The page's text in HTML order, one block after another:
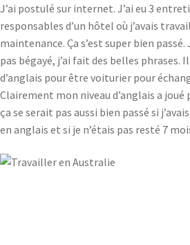
J’ai postulé sur internet. J’ai eu 3
responsables d’un hôtel où j’avais
maintenance. Ça s’est super bien passé.
pas bégayé, j’ai fait des belles phrases.
d’anglais pour être voiturier pour
Clairement mon niveau d’anglais a
ça se serait pas aussi bien passé si
en anglais et si je n’étais pas resté 7